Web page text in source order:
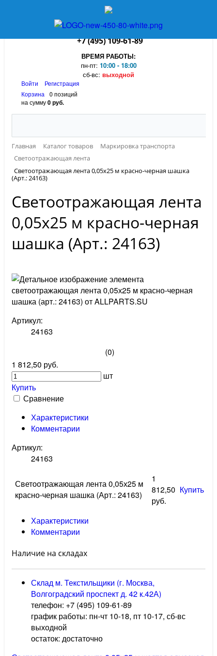
+7 (495) 109-61-89
ВРЕМЯ РАБОТЫ:
пн-пт: 10:00 - 18:00
сб-вс: выходной
Войти
Регистрация
Корзина
0 позиций
на сумму0 руб.
Главная Каталог товаров
Маркировка транспорта
Светоотражающая лента
Светоотражающая лента 0,05х25 м красно-черная шашка
(Арт.: 24163)
Светоотражающая лента
0,05х25 м красно-черная
шашка (Арт.: 24163)
Артикул:
24163
(0)
1 812,50 руб.
шт
Купить
Сравнение
Характеристики
Комментарии
Артикул:
24163
Светоотражающая лента 0,05х25 м
красно-черная шашка (Арт.: 24163)
1
812,50
руб.
Купить
Характеристики
Комментарии
Наличие на складах
Склад м. Текстильщики (г. Москва,
Волгоградский проспект д. 42 к.42А)
телефон: +7 (495) 109-61-89
график работы: пн-чт 10-18, пт 10-17, сб-вс
выходной
остаток: достаточно